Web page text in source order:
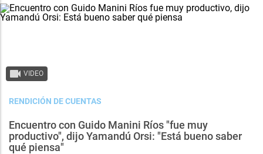
VIDEO
RENDICIÓN DE CUENTAS
Encuentro con Guido Manini Ríos "fue muy
productivo", dijo Yamandú Orsi: "Está bueno saber
qué piensa"